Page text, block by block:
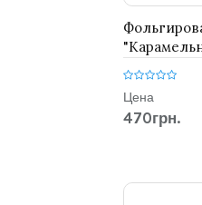
белая
Цена
470грн.